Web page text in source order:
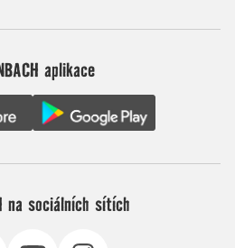
aplikace
na sociálních sítích